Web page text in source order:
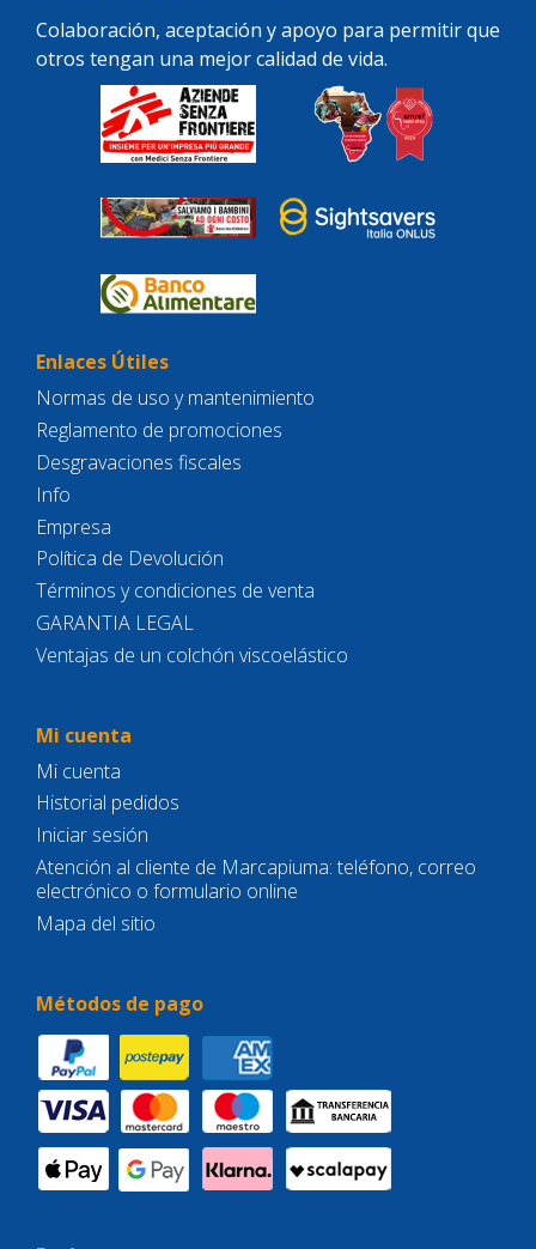
Colaboración, aceptación y apoyo para permitir que
otros tengan una mejor calidad de vida.
Enlaces Útiles
Normas de uso y mantenimiento
Reglamento de promociones
Desgravaciones fiscales
Info
Empresa
Política de Devolución
Términos y condiciones de venta
GARANTIA LEGAL
Ventajas de un colchón viscoelástico
Mi cuenta
Mi cuenta
Historial pedidos
Iniciar sesión
Atención al cliente de Marcapiuma: teléfono, correo
electrónico o formulario online
Mapa del sitio
Métodos de pago